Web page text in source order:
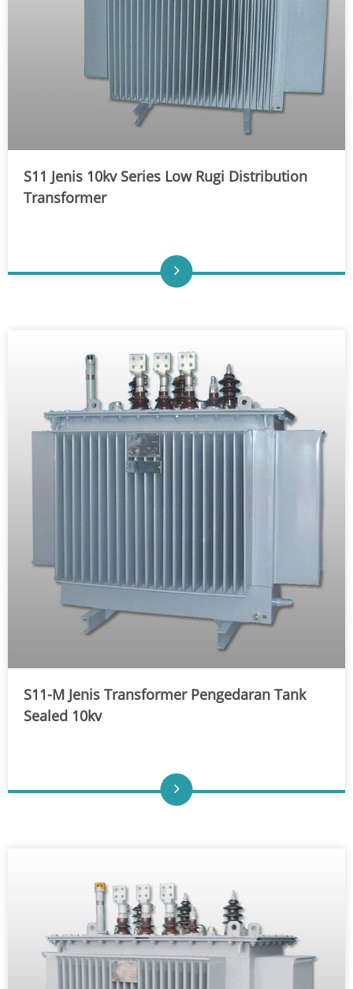
S11 Jenis 10kv Series Low Rugi Distribution
Transformer
S11-M Jenis Transformer Pengedaran Tank
Sealed 10kv